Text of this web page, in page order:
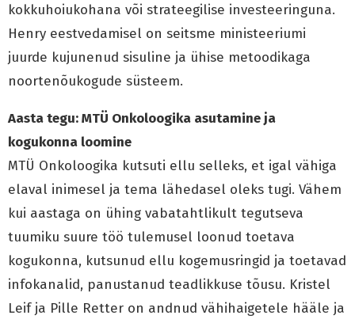
kokkuhoiukohana või strateegilise investeeringuna.
Henry eestvedamisel on seitsme ministeeriumi
juurde kujunenud sisuline ja ühise metoodikaga
noortenõukogude süsteem.
Aasta tegu: MTÜ Onkoloogika asutamine ja
kogukonna loomine
MTÜ Onkoloogika kutsuti ellu selleks, et igal vähiga
elaval inimesel ja tema lähedasel oleks tugi. Vähem
kui aastaga on ühing vabatahtlikult tegutseva
tuumiku suure töö tulemusel loonud toetava
kogukonna, kutsunud ellu kogemusringid ja toetavad
infokanalid, panustanud teadlikkuse tõusu. Kristel
Leif ja Pille Retter on andnud vähihaigetele hääle ja